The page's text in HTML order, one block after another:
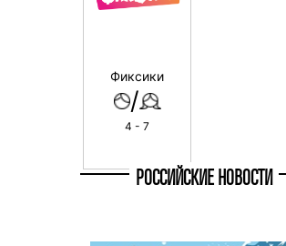
Фиксики
/
4 - 7
РОССИЙСКИЕ НОВОСТИ